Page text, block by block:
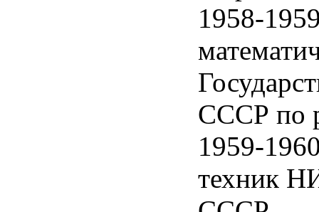
1958-
СССР по
1959-
техник